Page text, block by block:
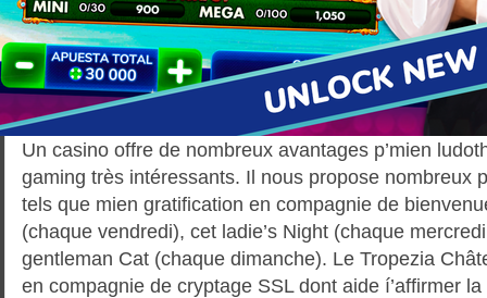
Un casino offre de nombreux avantages p’mien
gaming très intéressants. Il nous propose nombreux
tels que mien gratification en compagnie de
(chaque vendredi), cet ladie’s Night (chaque
gentleman Cat (chaque dimanche). Le Tropezia
en compagnie de cryptage SSL dont aide í’affirmer